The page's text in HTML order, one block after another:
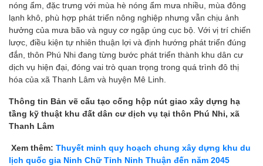
nóng ẩm, đặc trưng với mùa hè nóng ẩm mưa nhiều, mùa đông
lạnh khô, phù hợp phát triển nông nghiệp nhưng vẫn chịu ảnh
hưởng của mưa bão và nguy cơ ngập úng cục bộ. Với vị trí chiến
lược, điều kiện tự nhiên thuận lợi và định hướng phát triển đúng
đắn, thôn Phú Nhi đang từng bước phát triển thành khu dân cư
dịch vụ hiện đại, đóng vai trò quan trọng trong quá trình đô thị
hóa của xã Thanh Lâm và huyện Mê Linh.
Thông tin Bản vẽ cấu tạo cống hộp nút giao xây dựng hạ
tầng kỹ thuật khu đất dân cư dịch vụ tại thôn Phú Nhi, xã
Thanh Lâm
Xem thêm: Thuyết minh quy hoạch chung xây dựng khu du
lịch quốc gia Ninh Chữ Tỉnh Ninh Thuận đến năm 2045